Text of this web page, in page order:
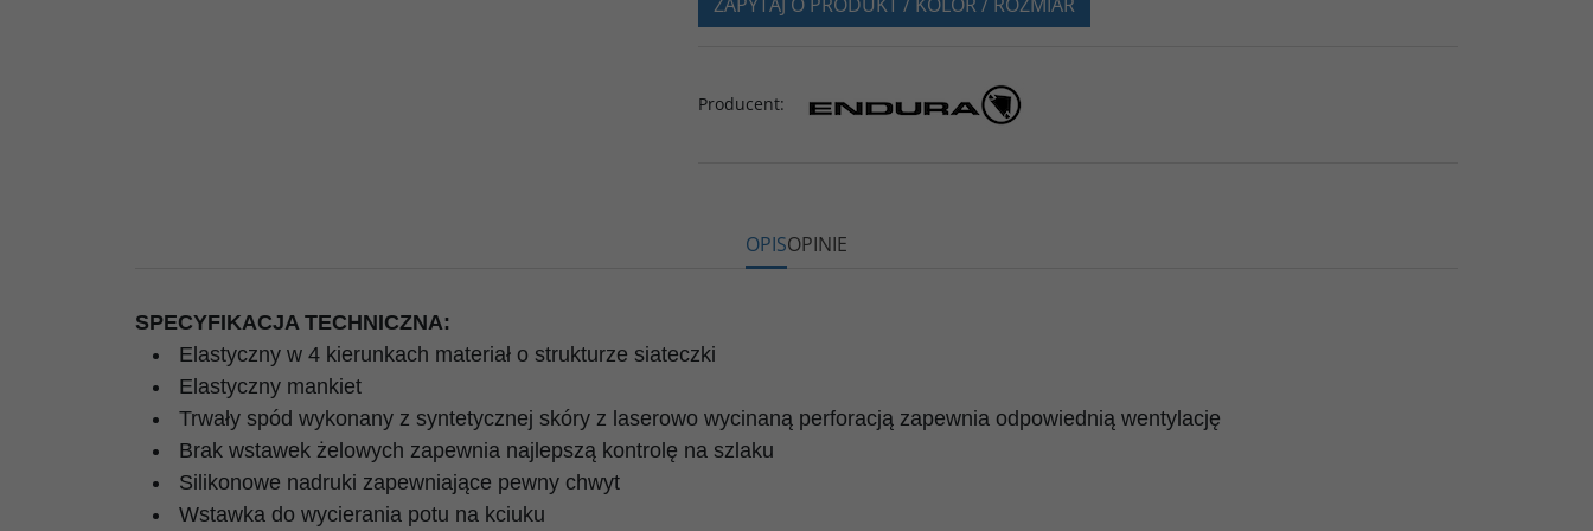
Producent:
OPISOPINIE
SPECYFIKACJA TECHNICZNA:
Elastyczny w 4 kierunkach materiał o strukturze siateczki
Elastyczny mankiet
Trwały spód wykonany z syntetycznej skóry z laserowo wycinaną perforacją zapewnia odpowiednią wentylację
Brak wstawek żelowych zapewnia najlepszą kontrolę na szlaku
Silikonowe nadruki zapewniające pewny chwyt
Wstawka do wycierania potu na kciuku